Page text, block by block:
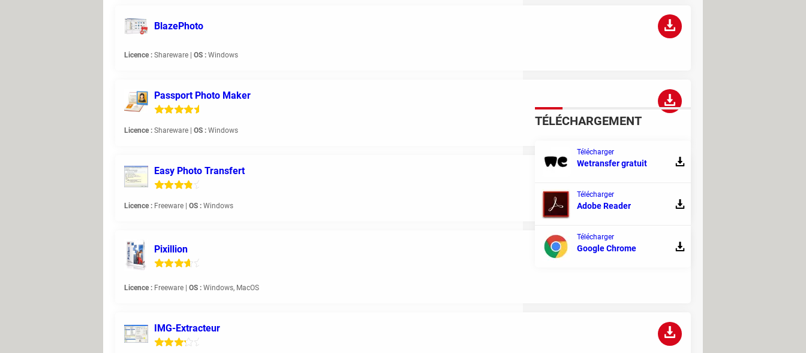
BlazePhoto
Licence : Shareware | OS : Windows
Passport Photo Maker
Licence : Shareware | OS : Windows
Easy Photo Transfert
Licence : Freeware | OS : Windows
Pixillion
Licence : Freeware | OS : Windows, MacOS
IMG-Extracteur
TÉLÉCHARGEMENT
Télécharger
Wetransfer gratuit
Télécharger
Adobe Reader
Télécharger
Google Chrome